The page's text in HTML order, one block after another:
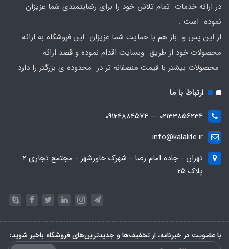
در ارائه خدمات تمام تلاش خود را برای رضایتمندی شما عزیزان
نموده است .
از این پس و باز هم با حمایت شما عزیزان این فروشگاه به ارائه
محصولات خود از طریق وبسایت اقدام نموده و قصد ارائه
محصولات بیشتر با قیمت منصفانه تر در محدوده ی بزرگتر را دارد
ارتباط با ما
02133856234 -- 09124884574
info@kalalite.ir
تهران - جاده امام رضا - شهرک خاورشهر - مجتمع تجاری 2
پلاک 25
با عضویت در خبرنامه، از تخفیف‌ها و جدیدترین‌های فروشگاه باخبر شوید: